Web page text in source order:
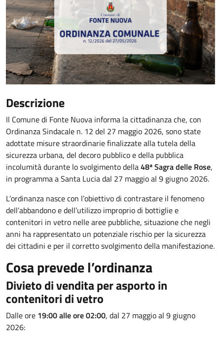
Descrizione
Il Comune di Fonte Nuova informa la cittadinanza che, con
Ordinanza Sindacale n. 12 del 27 maggio 2026, sono state
adottate misure straordinarie finalizzate alla tutela della
sicurezza urbana, del decoro pubblico e della pubblica
incolumità durante lo svolgimento della48ª Sagra delle Rose,
in programma a Santa Lucia dal 27 maggio al 9 giugno 2026.
L’ordinanza nasce con l’obiettivo di contrastare il fenomeno
dell’abbandono e dell’utilizzo improprio di bottiglie e
contenitori in vetro nelle aree pubbliche, situazione che negli
anni ha rappresentato un potenziale rischio per la sicurezza
dei cittadini e per il corretto svolgimento della manifestazione.
Cosa prevede l’ordinanza
Divieto di vendita per asporto in
contenitori di vetro
Dalle ore 19:00 alle ore 02:00, dal 27 maggio al 9 giugno
2026: